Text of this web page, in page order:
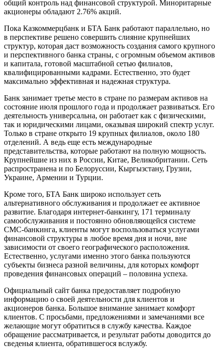
общий контроль над финансовой структурой. Миноритарные
акционеры обладают 2.76% акций.
Пока Казкоммерцбанк и БТА Банк работают параллельно, но
в перспективе решено совершить слияние крупнейших
структур, которая даст возможность создания самого крупного
и перспективного банка страны, с огромным объемом активов
и капитала, готовой масштабной сетью филиалов,
квалифицированными кадрами. Естественно, это будет
максимально эффективная и надежная структура.
Банк занимает третье место в стране по размерам активов на
состояние июля прошлого года и продолжает развиваться. Его
деятельность универсальна, он работает как с физическими,
так и юридическими лицами, оказывая широкий спектр услуг.
Только в стране открыто 19 крупных филиалов, около 180
отделений. А ведь еще есть международные
представительства, которые работают на полную мощность.
Крупнейшие из них в России, Китае, Великобритании. Сеть
распространена и по Белоруссии, Кыргызстану, Грузии,
Украине, Армении и Турции.
Кроме того, БТА Банк широко использует сеть
альтернативного обслуживания и продолжает ее активное
развитие. Благодаря интернет-банкингу, 171 терминалу
самообслуживания и постоянно обновляющейся системе
СМС-банкинга, клиенты могут воспользоваться услугами
финансовой структуры в любое время дня и ночи, вне
зависимости от своего географического расположения.
Естественно, услугами именно этого банка пользуются
субъекты бизнеса разной величины, для которых комфорт
проведения финансовых операций – половина успеха.
Официальный сайт банка предоставляет подробную
информацию о своей деятельности для клиентов и
акционеров банка. Большое внимание занимает комфорт
клиентов. С просьбами, предложениями и замечаниями все
желающие могут обратиться в службу качества. Каждое
обращение рассматривается, и результат работы доводится до
сведенья клиента, обратившегося вслужбу.